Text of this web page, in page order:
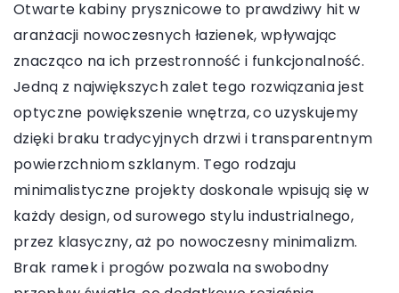
Otwarte kabiny prysznicowe to prawdziwy hit w
aranżacji nowoczesnych łazienek, wpływając
znacząco na ich przestronność i funkcjonalność.
Jedną z największych zalet tego rozwiązania jest
optyczne powiększenie wnętrza, co uzyskujemy
dzięki braku tradycyjnych drzwi i transparentnym
powierzchniom szklanym. Tego rodzaju
minimalistyczne projekty doskonale wpisują się w
każdy design, od surowego stylu industrialnego,
przez klasyczny, aż po nowoczesny minimalizm.
Brak ramek i progów pozwala na swobodny